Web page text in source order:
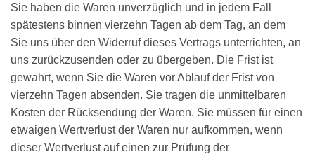
Sie haben die Waren unverzüglich und in jedem Fall
spätestens binnen vierzehn Tagen ab dem Tag, an dem
Sie uns über den Widerruf dieses Vertrags unterrichten, an
uns zurückzusenden oder zu übergeben. Die Frist ist
gewahrt, wenn Sie die Waren vor Ablauf der Frist von
vierzehn Tagen absenden. Sie tragen die unmittelbaren
Kosten der Rücksendung der Waren. Sie müssen für einen
etwaigen Wertverlust der Waren nur aufkommen, wenn
dieser Wertverlust auf einen zur Prüfung der